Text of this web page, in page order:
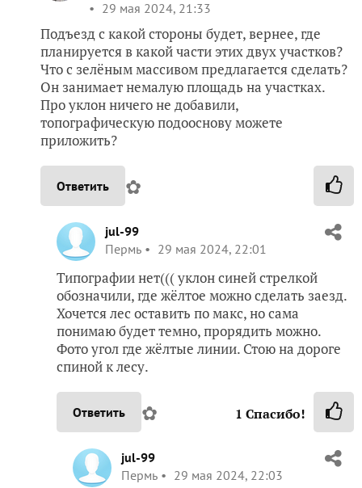
29 мая 2024, 21:33
Подъезд с какой стороны будет, вернее, где
планируется в какой части этих двух участков?
Что с зелёным массивом предлагается сделать?
Он занимает немалую площадь на участках.
Про уклон ничего не добавили,
топографическую подооснову можете
приложить?
Ответить ✿
jul-99
Пермь
29 мая 2024, 22:01
Типографии нет((( уклон синей стрелкой
обозначили, где жёлтое можно сделать заезд.
Хочется лес оставить по макс, но сама
понимаю будет темно, прорядить можно.
Фото угол где жёлтые линии. Стою на дороге
спиной к лесу.
Ответить ✿ 1 Спасибо!
jul-99
Пермь
29 мая 2024, 22:03